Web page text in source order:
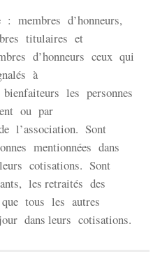
: membres d’honneurs,
titulaires et
d’honneurs ceux qui
à
les personnes
ou par
l’association. Sont
mentionnées dans
cotisations. Sont
les retraités des
tous les autres
dans leurs cotisations.